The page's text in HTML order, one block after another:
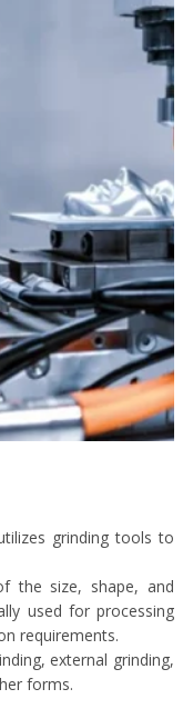
grinding tools to
the size, shape, and
used for processing
requirements.
external grinding,
forms.